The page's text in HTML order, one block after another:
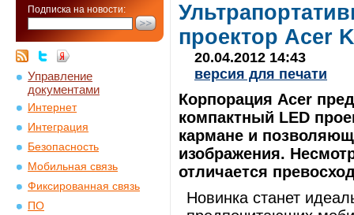
Подписка на новости:
Управление
документами
Интернет
Интеграция
Безопасность
Мобильная связь
Фиксированная связь
ПО
проектор Acer
20.04.2012 14:43
версия для печати
Корпорация Acer
компактный LED
кармане и
изображения.
отличается
Новинка станет